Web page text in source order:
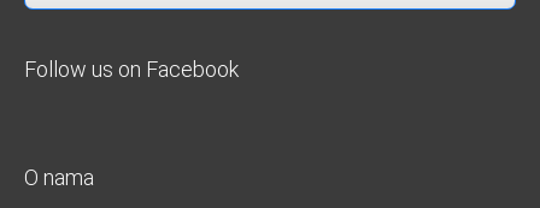
Follow us on Facebook
O nama